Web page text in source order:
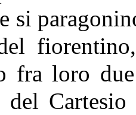
si
fra loro
del